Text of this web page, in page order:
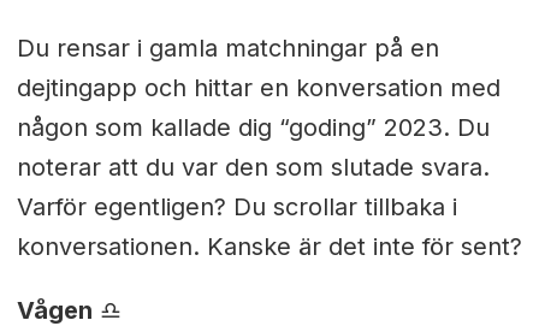
Du rensar i gamla matchningar på en
dejtingapp och hittar en konversation med
någon som kallade dig “goding” 2023. Du
noterar att du var den som slutade svara.
Varför egentligen? Du scrollar tillbaka i
konversationen. Kanske är det inte för sent?
Vågen ♎︎